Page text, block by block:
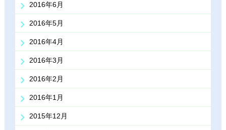
2016年6月
2016年5月
2016年4月
2016年3月
2016年2月
2016年1月
2015年12月